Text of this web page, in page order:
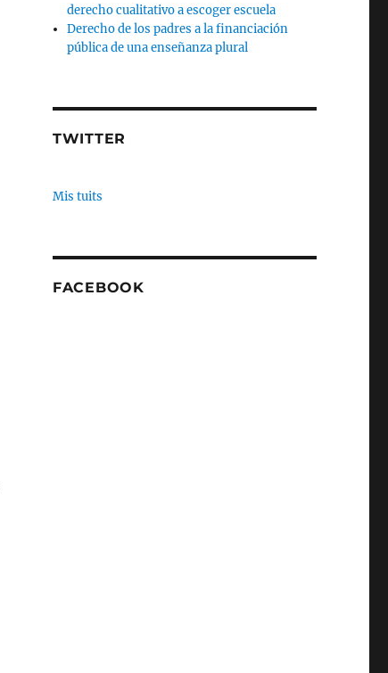
derecho cualitativo a escoger escuela
Derecho de los padres a la financiación
pública de una enseñanza plural
TWITTER
Mis tuits
FACEBOOK